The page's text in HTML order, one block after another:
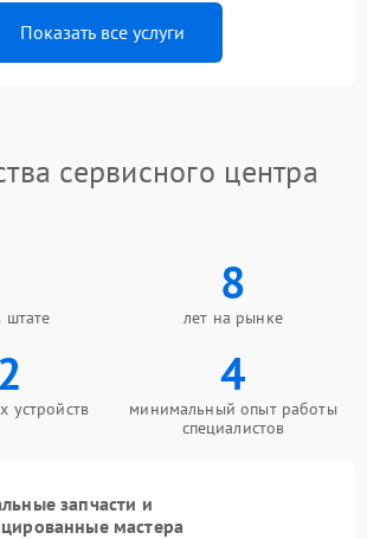
Показать все услуги
сервисного центра
штате
8
лет на рынке
устройств
4
минимальный опыт работы
специалистов
запчасти и
мастера